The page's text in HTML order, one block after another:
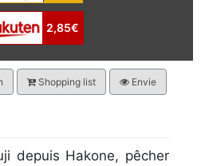
2,85€
Shopping list Envie
depuis Hakone, pêcher